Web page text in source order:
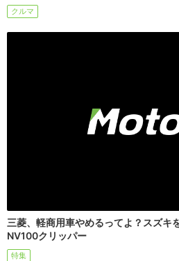
クルマ
三菱、軽商用車やめるってよ？スズキ
NV100クリッパー
特集